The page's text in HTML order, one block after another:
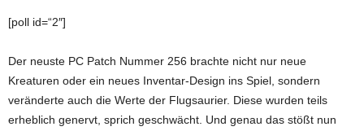
[poll id=“2″]
Der neuste PC Patch Nummer 256 brachte nicht nur neue
Kreaturen oder ein neues Inventar-Design ins Spiel, sondern
veränderte auch die Werte der Flugsaurier. Diese wurden teils
erheblich genervt, sprich geschwächt. Und genau das stößt nun